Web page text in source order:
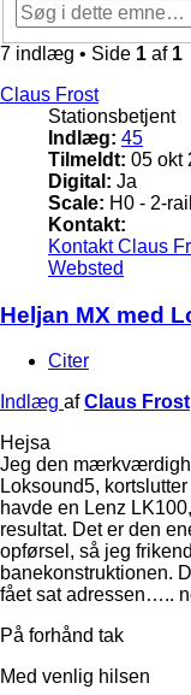
7 indlæg • Side 1 af 1
Claus Frost
Stationsbetjent
Indlæg: 45
Tilmeldt: 05 okt
Digital: Ja
Scale: H0 - 2-rail
Kontakt:
Kontakt Claus
Websted
Heljan MX med
Citer
Indlæg afClaus Frost
Hejsa
Jeg den
Loksound5,
havde en Lenz
resultat. Det er den
opførsel, så jeg
banekonstruktionen.
fået sat adressen…..
På forhånd tak
Med venlig hilsen